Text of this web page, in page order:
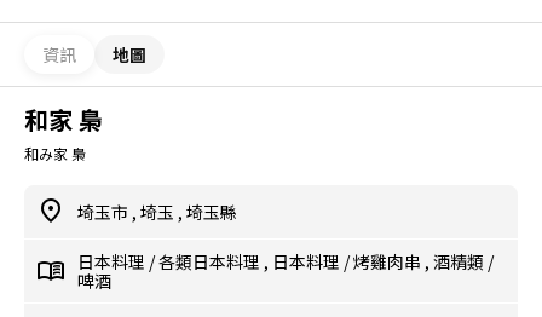
資訊 地圖
和家 梟
和み家 梟
埼玉市 , 埼玉 , 埼玉縣
日本料理 /各類日本料理 , 日本料理 /烤雞肉串 , 酒精類 /
啤酒